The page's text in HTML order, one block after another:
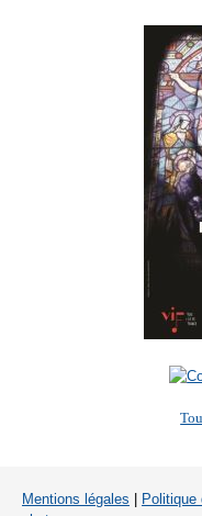
Mentions légales Politique